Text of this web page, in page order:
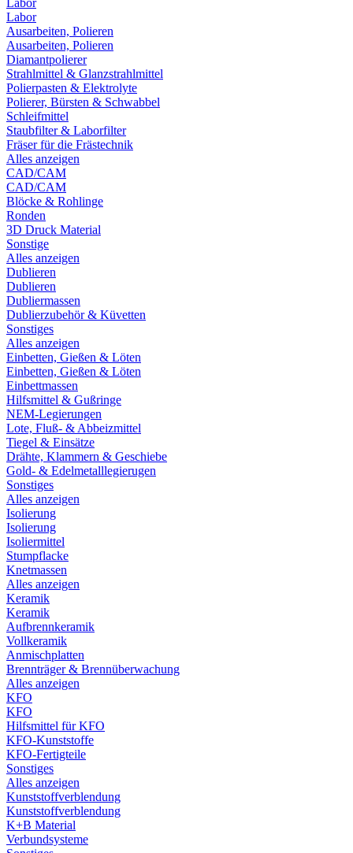
Labor
Labor
Ausarbeiten, Polieren
Ausarbeiten, Polieren
Diamantpolierer
Strahlmittel & Glanzstrahlmittel
Polierpasten & Elektrolyte
Polierer, Bürsten & Schwabbel
Schleifmittel
Staubfilter & Laborfilter
Fräser für die Frästechnik
Alles anzeigen
CAD/CAM
CAD/CAM
Blöcke & Rohlinge
Ronden
3D Druck Material
Sonstige
Alles anzeigen
Dublieren
Dublieren
Dubliermassen
Dublierzubehör & Küvetten
Sonstiges
Alles anzeigen
Einbetten, Gießen & Löten
Einbetten, Gießen & Löten
Einbettmassen
Hilfsmittel & Gußringe
NEM-Legierungen
Lote, Fluß- & Abbeizmittel
Tiegel & Einsätze
Drähte, Klammern & Geschiebe
Gold- & Edelmetalllegierugen
Sonstiges
Alles anzeigen
Isolierung
Isolierung
Isoliermittel
Stumpflacke
Knetmassen
Alles anzeigen
Keramik
Keramik
Aufbrennkeramik
Vollkeramik
Anmischplatten
Brennträger & Brennüberwachung
Alles anzeigen
KFO
KFO
Hilfsmittel für KFO
KFO-Kunststoffe
KFO-Fertigteile
Sonstiges
Alles anzeigen
Kunststoffverblendung
Kunststoffverblendung
K+B Material
Verbundsysteme